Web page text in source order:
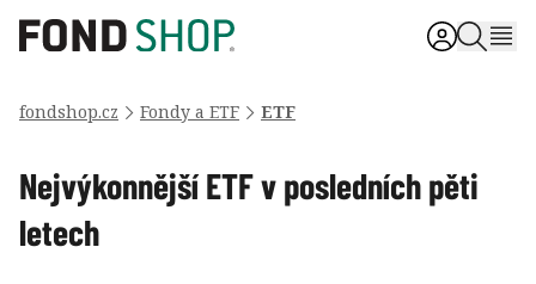
fondshop.cz Fondy a ETF ETF
Nejvýkonnější ETF v posledních pěti
letech